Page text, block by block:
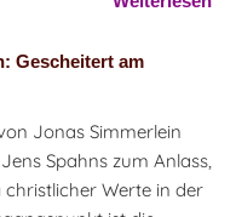
Gescheitert am
Jonas Simmerlein
Spahns zum Anlass,
Werte in der